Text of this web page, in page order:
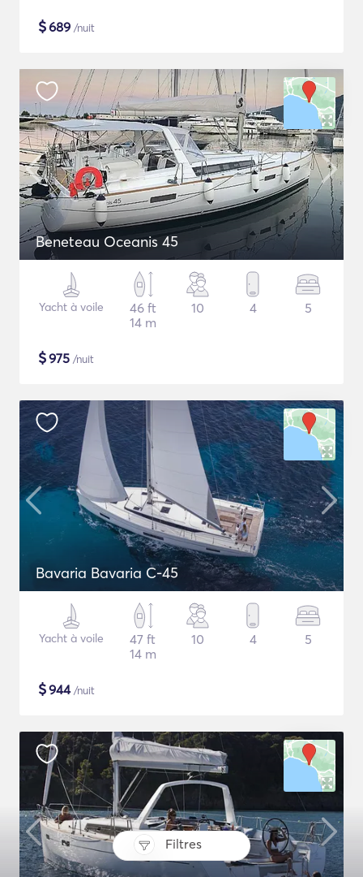
Filtres
$689 /nuit
Beneteau Oceanis 45
Yacht à voile
46 ft
14 m
10 4 5
$975 /nuit
Bavaria Bavaria C-45
Yacht à voile
47 ft
14 m
10 4 5
$944/nuit